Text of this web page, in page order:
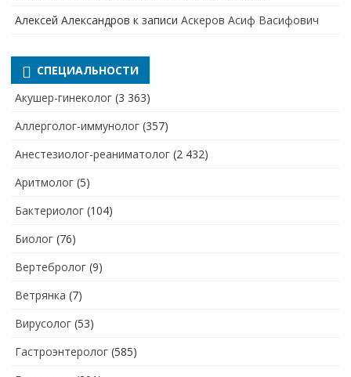
Алексей Александров к записи Аскеров Асиф Васифович
СПЕЦИАЛЬНОСТИ
Акушер-гинеколог (3 363)
Аллерголог-иммунолог (357)
Анестезиолог-реаниматолог (2 432)
Аритмолог (5)
Бактериолог (104)
Биолог (76)
Вертебролог (9)
Ветрянка (7)
Вирусолог (53)
Гастроэнтеролог (585)